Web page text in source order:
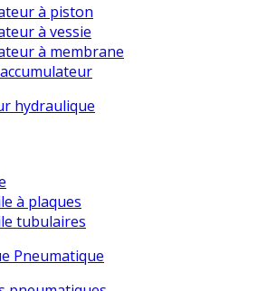
à piston
à vessie
à membrane
à plaques
tubulaires
Pneumatique